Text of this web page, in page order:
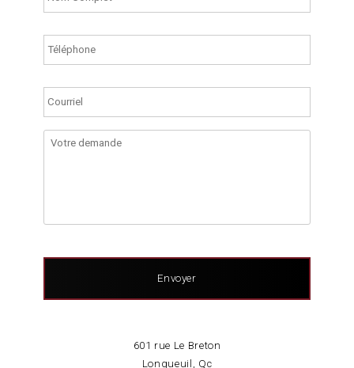
de
téléphone
demande
601 rue Le Breton
Longueuil, Qc